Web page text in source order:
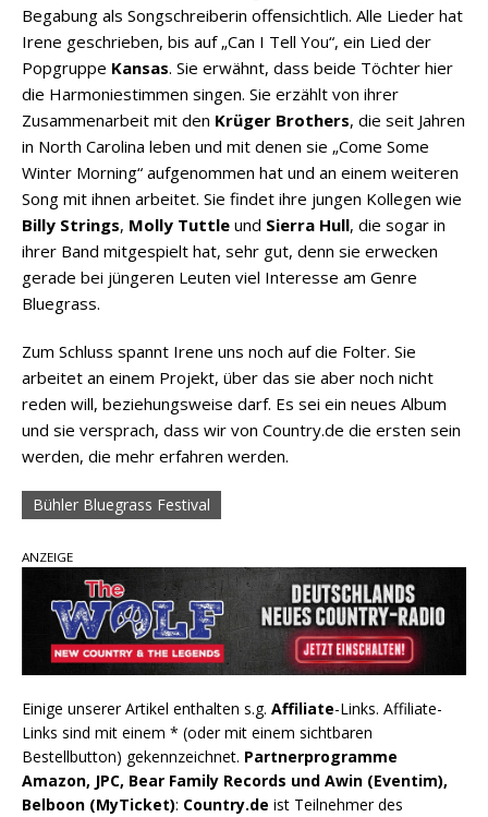
Begabung als Songschreiberin offensichtlich. Alle Lieder hat
Irene geschrieben, bis auf „Can I Tell You“, ein Lied der
Popgruppe Kansas. Sie erwähnt, dass beide Töchter hier
die Harmoniestimmen singen. Sie erzählt von ihrer
Zusammenarbeit mit den Krüger Brothers, die seit Jahren
in North Carolina leben und mit denen sie „Come Some
Winter Morning“ aufgenommen hat und an einem weiteren
Song mit ihnen arbeitet. Sie findet ihre jungen Kollegen wie
Billy Strings, Molly Tuttle und Sierra Hull, die sogar in
ihrer Band mitgespielt hat, sehr gut, denn sie erwecken
gerade bei jüngeren Leuten viel Interesse am Genre
Bluegrass.
Zum Schluss spannt Irene uns noch auf die Folter. Sie
arbeitet an einem Projekt, über das sie aber noch nicht
reden will, beziehungsweise darf. Es sei ein neues Album
und sie versprach, dass wir von Country.de die ersten sein
werden, die mehr erfahren werden.
Bühler Bluegrass Festival
ANZEIGE
Einige unserer Artikel enthalten s.g. Affiliate-Links. Affiliate-
Links sind mit einem * (oder mit einem sichtbaren
Bestellbutton) gekennzeichnet. Partnerprogramme
Amazon, JPC, Bear Family Records und Awin (Eventim),
Belboon (MyTicket): Country.de ist Teilnehmer des